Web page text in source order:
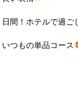
間！ホテルで過ご
つもの単品コース